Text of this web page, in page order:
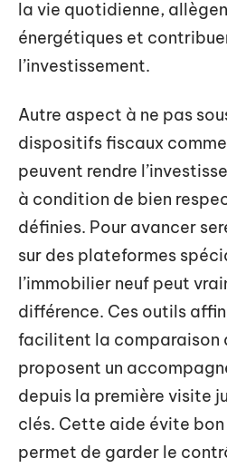
la vie quotidienne,
énergétiques et
l’investissement.
Autre aspect à ne pas
dispositifs fiscaux
peuvent rendre
à condition de bien
définies. Pour avancer
sur des plateformes
l’immobilier neuf peut
différence. Ces outils
facilitent la comparaison
proposent un
depuis la première visite
clés. Cette aide évite bon
permet de garder le